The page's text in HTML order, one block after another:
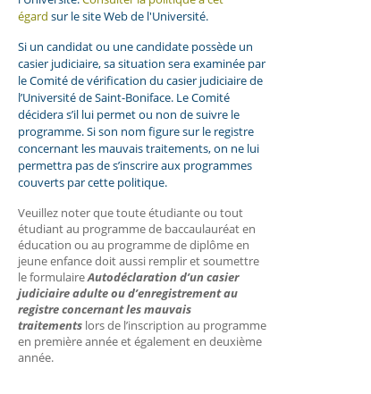
égard sur le site Web de l'Université.
Si un candidat ou une candidate possède un
casier judiciaire, sa situation sera examinée par
le Comité de vérification du casier judiciaire de
l’Université de Saint-Boniface. Le Comité
décidera s’il lui permet ou non de suivre le
programme. Si son nom figure sur le registre
concernant les mauvais traitements, on ne lui
permettra pas de s’inscrire aux programmes
couverts par cette politique.
Veuillez noter que toute étudiante ou tout
étudiant au programme de baccaulauréat en
éducation ou au programme de diplôme en
jeune enfance doit aussi remplir et soumettre
le formulaireAutodéclaration d’un casier
judiciaire adulte ou d’enregistrement au
registre concernant les mauvais
traitements lors de l’inscription au programme
en première année et également en deuxième
année.